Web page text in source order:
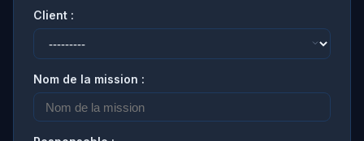
Client :
Nom de la mission :